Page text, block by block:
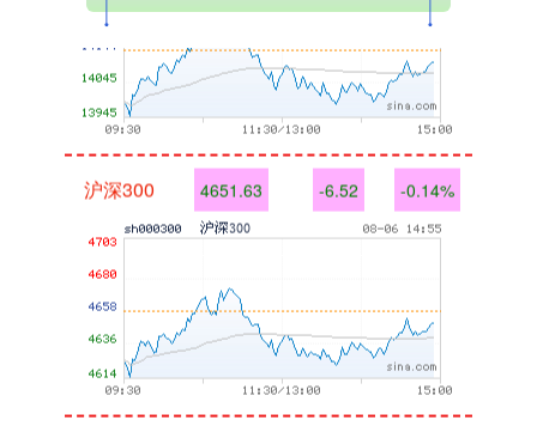
沪深300 4651.63 -6.52 -0.14%
北证50 1122.22 +2.76 +0.25%